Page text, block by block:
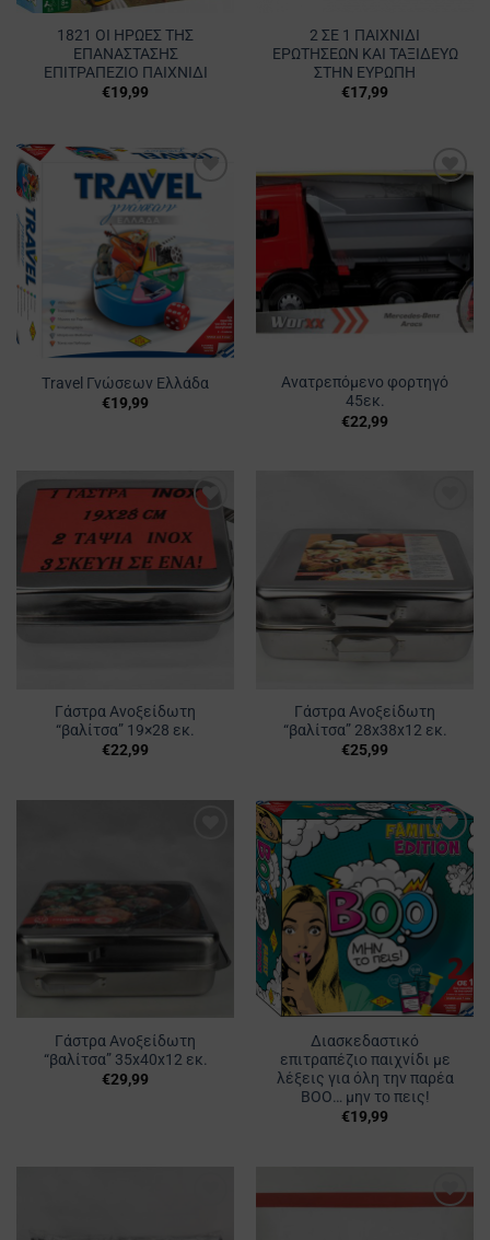
1821 ΟΙ ΗΡΩΕΣ ΤΗΣ
ΕΠΑΝΑΣΤΑΣΗΣ
ΕΠΙΤΡΑΠΕΖΙΟ ΠΑΙΧΝΙΔΙ
€19,99
2 ΣΕ 1 ΠΑΙΧΝΙΔΙ
ΕΡΩΤΗΣΕΩΝ ΚΑΙ ΤΑΞΙΔΕΥΩ
ΣΤΗΝ ΕΥΡΩΠΗ
€17,99
Προσθήκη
Travel Γνώσεων Ελλάδα
€19,99
Προσθήκη
στα
Ανατρεπόμενο φορτηγό
45εκ.
€22,99
στα
Αγαπημένα
Γάστρα Ανοξείδωτη
“βαλίτσα” 19×28 εκ.
€22,99
Αγαπημένα
Γάστρα Ανοξείδωτη
“βαλίτσα” 28x38x12 εκ.
€25,99
Αγαπημένα
Γάστρα Ανοξείδωτη
“βαλίτσα” 35x40x12 εκ.
€29,99
Προσθήκη
στα
Αγαπημένα
Διασκεδαστικό
επιτραπέζιο παιχνίδι με
λέξεις για όλη την παρέα
ΒΟΟ… μην το πεις!
€19,99